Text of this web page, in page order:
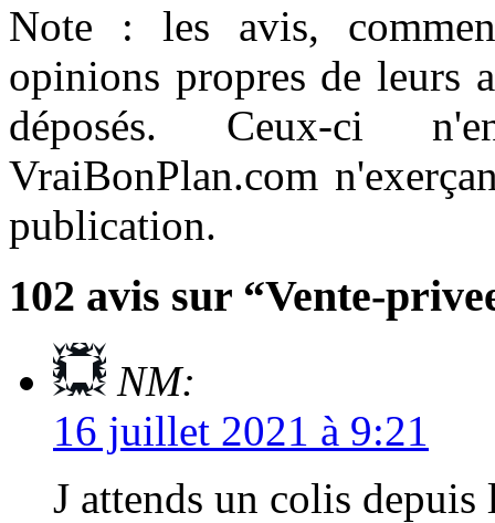
Note : les avis,
opinions propres de leurs
déposés. Ceux-ci
VraiBonPlan.com
publication.
102 avis sur “Vente-
NM:
16 juillet 2021 à 9:21
J attends un colis